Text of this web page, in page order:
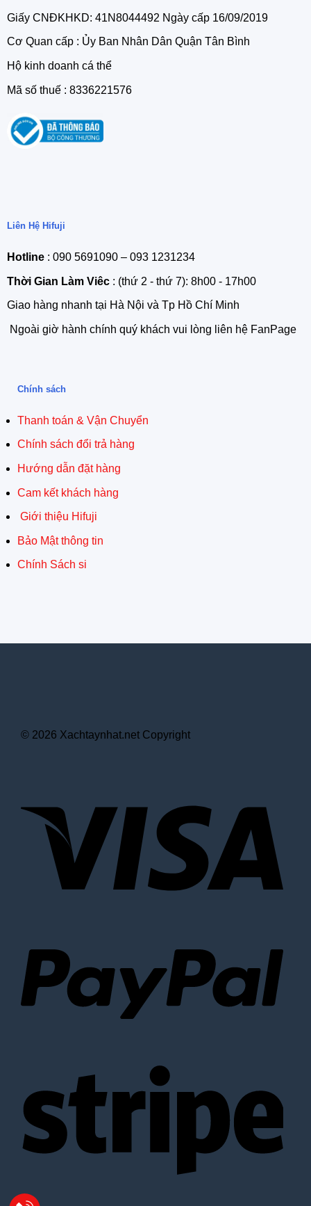
Giấy CNĐKHKD: 41N8044492 Ngày cấp 16/09/2019
Cơ Quan cấp : Ủy Ban Nhân Dân Quận Tân Bình
Hộ kinh doanh cá thể
Mã số thuế : 8336221576
Liên Hệ Hifuji
Hotline: 090 5691090 – 093 1231234
Thời Gian Làm Viêc: (thứ 2 - thứ 7): 8h00 - 17h00
Giao hàng nhanh tại Hà Nội và Tp Hồ Chí Minh
Ngoài giờ hành chính quý khách vui lòng liên hệ FanPage
Chính sách
Thanh toán & Vận Chuyển
Chính sách đổi trả hàng
Hướng dẫn đặt hàng
Cam kết khách hàng
Giới thiệu Hifuji
Bảo Mật thông tin
Chính Sách si
© 2026 Xachtaynhat.net Copyright